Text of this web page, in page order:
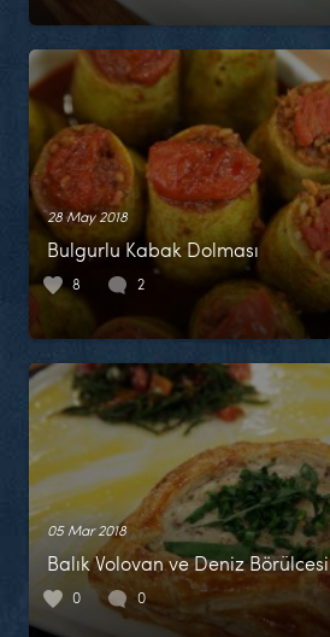
28 May 2018
Bulgurlu Kabak Dolması
8 2
05 Mar 2018
Balık Volovan ve Deniz Börülcesi
0 0